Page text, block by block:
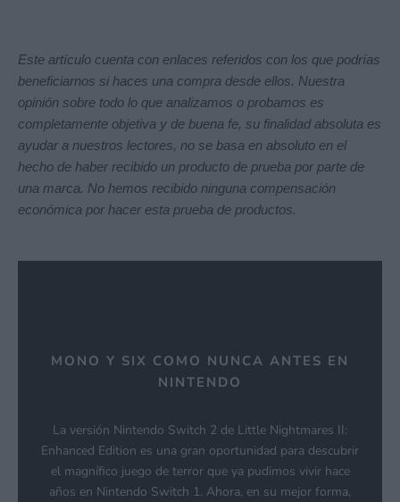
Este artículo cuenta con enlaces referidos con los que podrías
beneficiarnos si haces una compra desde ellos. Nuestra
opinión sobre todo lo que analizamos o probamos es
completamente objetiva y de buena fe, su finalidad absoluta es
ayudar a nuestros lectores, no se basa en absoluto en el
hecho de haber recibido un producto de prueba por parte de
una marca. No hemos recibido ninguna compensación
económica por hacer esta prueba de productos.
MONO Y SIX COMO NUNCA ANTES EN
NINTENDO
La versión Nintendo Switch 2 de Little Nightmares II:
Enhanced Edition es una gran oportunidad para descubrir
el magnífico juego de terror que ya pudimos vivir hace
años en Nintendo Switch 1. Ahora, en su mejor forma,